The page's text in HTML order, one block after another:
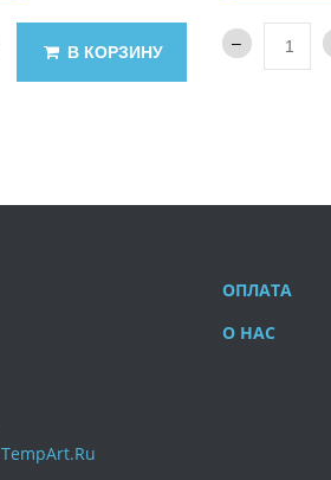
В КОРЗИНУ
ОПЛАТА
О НАС
TempArt.Ru